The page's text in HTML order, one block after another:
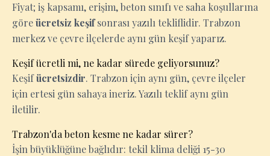
Fiyat; iş kapsamı, erişim, beton sınıfı ve saha koşullarına
göreücretsiz keşifsonrası yazılı tekliflidir. Trabzon
merkez ve çevre ilçelerde aynı gün keşif yaparız.
Keşif ücretli mi, ne kadar sürede geliyorsunuz?
Keşifücretsizdir. Trabzon için aynı gün, çevre ilçeler
için ertesi gün sahaya ineriz. Yazılı teklif aynı gün
iletilir.
Trabzon'da beton kesme ne kadar sürer?
İşin büyüklüğüne bağlıdır: tekil klima deliği 15-30